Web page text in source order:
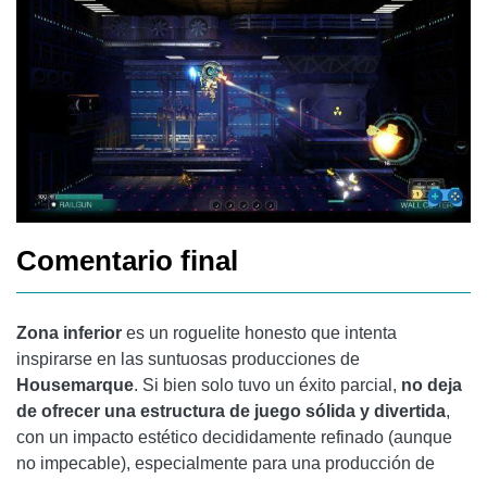
Comentario final
Zona inferior es un roguelite honesto que intenta
inspirarse en las suntuosas producciones de
Housemarque. Si bien solo tuvo un éxito parcial, no deja
de ofrecer una estructura de juego sólida y divertida,
con un impacto estético decididamente refinado (aunque
no impecable), especialmente para una producción de